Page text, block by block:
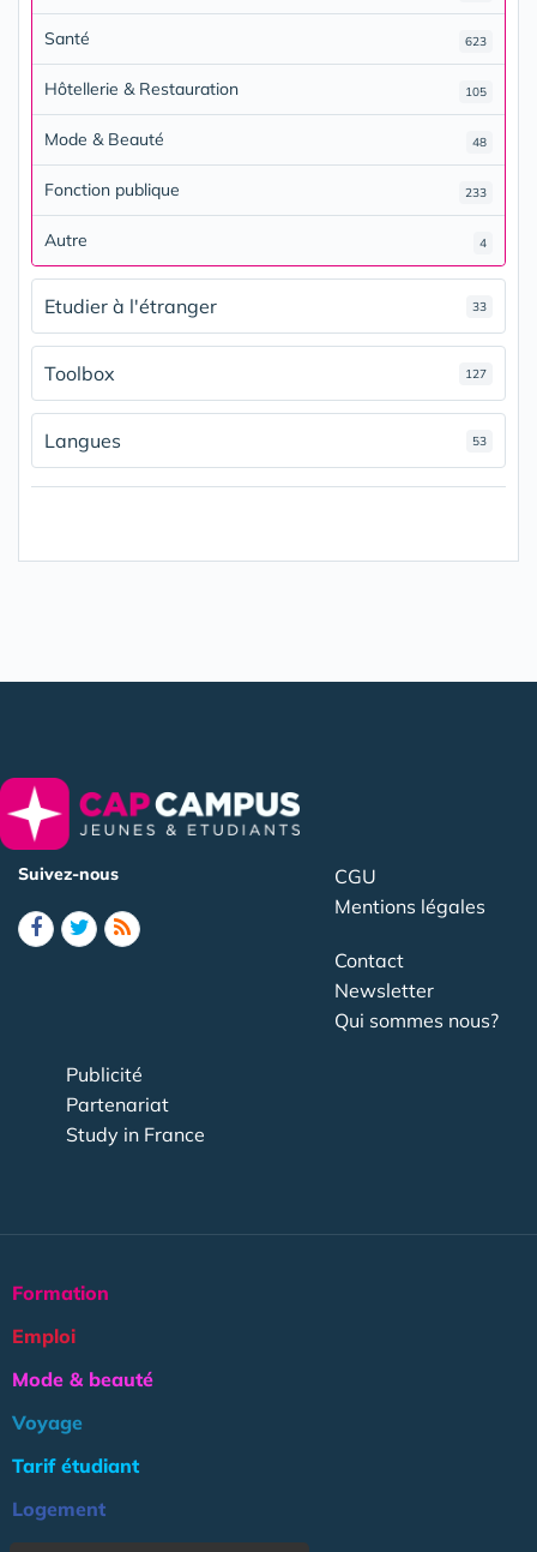
Santé 623
Hôtellerie & Restauration 105
Mode & Beauté 48
Fonction publique 233
Autre 4
Etudier à l'étranger 33
Toolbox 127
Langues 53
Suivez-nous
CGU
Mentions légales
Contact
Newsletter
Qui sommes nous?
Publicité
Partenariat
Study in France
Formation
Emploi
Mode & beauté
Voyage
Tarif étudiant
Logement